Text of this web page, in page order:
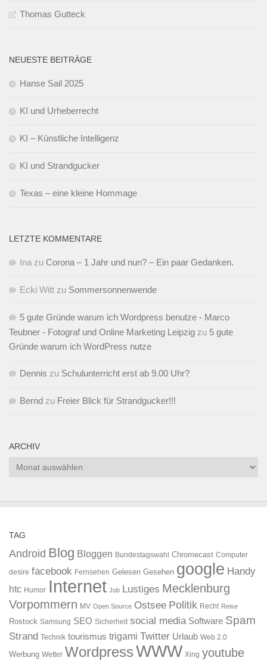
Thomas Gutteck
NEUESTE BEITRÄGE
Hanse Sail 2025
KI und Urheberrecht
KI – Künstliche Intelligenz
KI und Strandgucker
Texas – eine kleine Hommage
LETZTE KOMMENTARE
Ina zu Corona – 1 Jahr und nun? – Ein paar Gedanken.
Ecki Witt zu Sommersonnenwende
5 gute Gründe warum ich Wordpress benutze - Marco
Teubner - Fotograf und Online Marketing Leipzig zu 5 gute
Gründe warum ich WordPress nutze
Dennis zu Schulunterricht erst ab 9.00 Uhr?
Bernd zu Freier Blick für Strandgucker!!!
ARCHIV
Archiv
TAG
Android Blog Bloggen Bundestagswahl Chromecast Computer
desire facebook Fernsehen Gelesen Gesehen google Handy
htc Humor Internet Job Lustiges Mecklenburg
Vorpommern MV Open Source Ostsee Politik Recht Reise
Rostock Samsung SEO Sicherheit social media Software Spam
Strand Technik tourismus trigami Twitter Urlaub Web 2.0
Werbung Wetter WordpressWWW Xing youtube